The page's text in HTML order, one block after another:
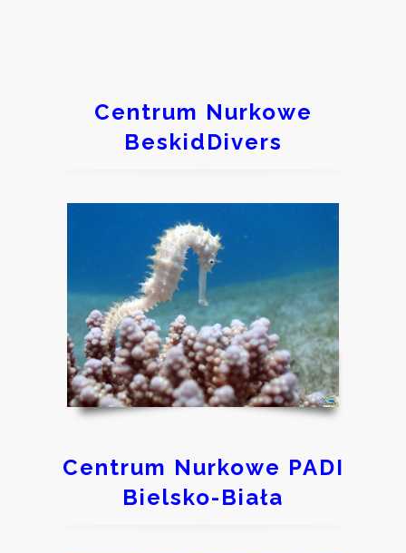
Centrum Nurkowe
BeskidDivers
Centrum Nurkowe PADI
Bielsko-Biała